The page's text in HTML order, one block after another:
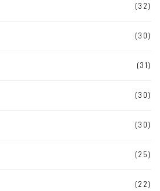
(32)
(30)
(31)
(30)
(30)
(25)
(22)